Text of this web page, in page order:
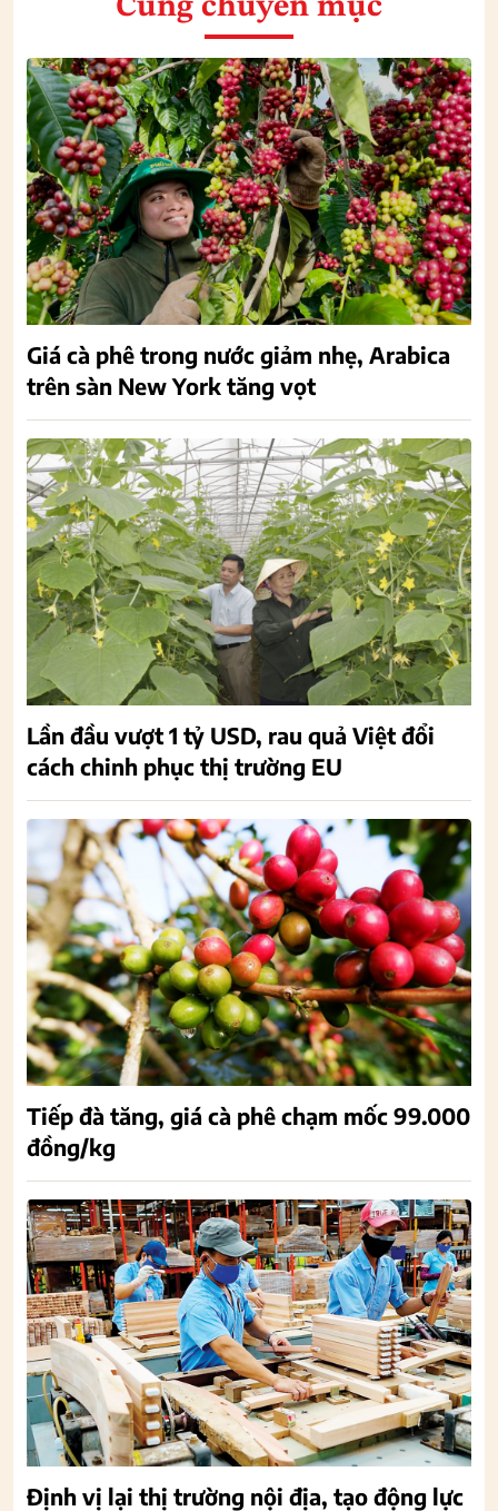
Cùng chuyên mục
Giá cà phê trong nước giảm nhẹ, Arabica
trên sàn New York tăng vọt
Lần đầu vượt 1 tỷ USD, rau quả Việt đổi
cách chinh phục thị trường EU
Tiếp đà tăng, giá cà phê chạm mốc 99.000
đồng/kg
Định vị lại thị trường nội địa, tạo động lực